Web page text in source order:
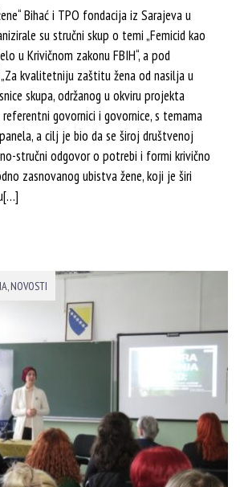
Bihać i TPO fondacija iz Sarajeva u
su stručni skup o temi „Femicid kao
u Krivičnom zakonu FBIH“, a pod
kvalitetniju zaštitu žena od nasilja u
skupa, održanog u okviru projekta
referentni govornici i govornice, s temama
a cilj je bio da se široj društvenoj
stručni odgovor o potrebi i formi krivično
zasnovanog ubistva žene, koji je širi
,NOVOSTI